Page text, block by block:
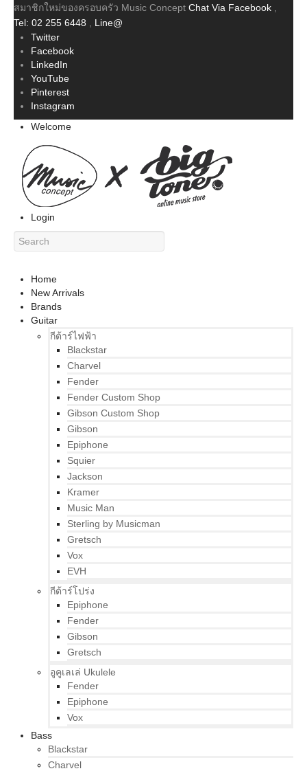
สมาชิกใหม่ของครอบครัว Music Concept Chat Via Facebook
Tel: 02 255 6448
Line@
Twitter
Facebook
LinkedIn
YouTube
Pinterest
Instagram
Welcome
Login
Home
New Arrivals
Brands
Guitar
กีต้าร์ไฟฟ้า
Blackstar
Charvel
Fender
Fender Custom Shop
Gibson Custom Shop
Gibson
Epiphone
Squier
Jackson
Kramer
Music Man
Sterling by Musicman
Gretsch
Vox
EVH
กีต้าร์โปร่ง
Epiphone
Fender
Gibson
Gretsch
อูคูเลเล่ Ukulele
Fender
Epiphone
Vox
Bass
Blackstar
Charvel